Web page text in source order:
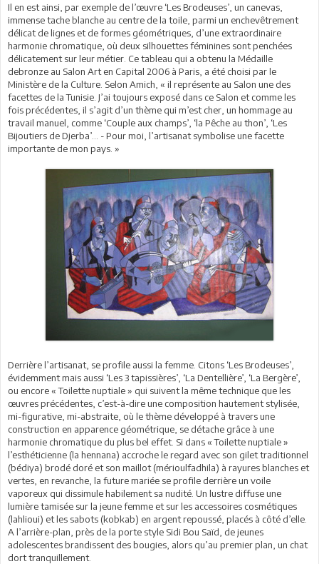
Il en est ainsi, par exemple de l’œuvre ‘Les Brodeuses’, un canevas,
immense tache blanche au centre de la toile, parmi un enchevêtrement
délicat de lignes et de formes géométriques, d’une extraordinaire
harmonie chromatique, où deux silhouettes féminines sont penchées
délicatement sur leur métier. Ce tableau qui a obtenu la Médaille
debronze au Salon Art en Capital 2006 à Paris, a été choisi par le
Ministère de la Culture. Selon Amich, « il représente au Salon une des
facettes de la Tunisie. J’ai toujours exposé dans ce Salon et comme les
fois précédentes, il s’agit d’un thème qui m’est cher, un hommage au
travail manuel, comme ‘Couple aux champs’, ‘la Pêche au thon’, ‘Les
Bijoutiers de Djerba’… - Pour moi, l’artisanat symbolise une facette
importante de mon pays. »
Derrière l’artisanat, se profile aussi la femme. Citons ‘Les Brodeuses’,
évidemment mais aussi ‘Les 3 tapissières’, ‘La Dentellière’, ‘La Bergère’,
ou encore « Toilette nuptiale » qui suivent la même technique que les
œuvres précédentes, c’est-à-dire une composition hautement stylisée,
mi-figurative, mi-abstraite, où le thème développé à travers une
construction en apparence géométrique, se détache grâce à une
harmonie chromatique du plus bel effet. Si dans « Toilette nuptiale »
l’esthéticienne (la hennana) accroche le regard avec son gilet traditionnel
(bédiya) brodé doré et son maillot (mérioulfadhila) à rayures blanches et
vertes, en revanche, la future mariée se profile derrière un voile
vaporeux qui dissimule habilement sa nudité. Un lustre diffuse une
lumière tamisée sur la jeune femme et sur les accessoires cosmétiques
(lahlioui) et les sabots (kobkab) en argent repoussé, placés à côté d’elle.
A l’arrière-plan, près de la porte style Sidi Bou Saïd, de jeunes
adolescentes brandissent des bougies, alors qu’au premier plan, un chat
dort tranquillement.